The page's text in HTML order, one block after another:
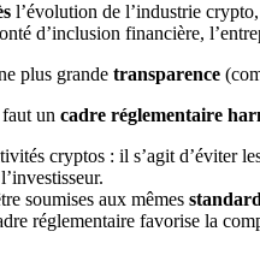
l’évolution de l’industrie
d’inclusion financière,
plus grande transparence
un cadre réglementaire
cryptos : il s’agit d’éviter
soumises aux mêmes
réglementaire favorise la